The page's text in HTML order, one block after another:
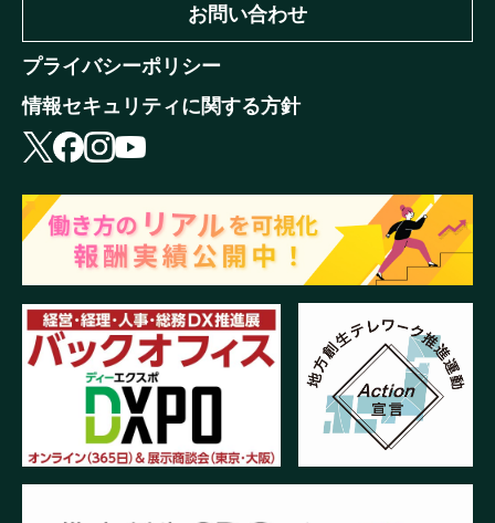
お問い合わせ
プライバシーポリシー
情報セキュリティに関する方針
X facebookinstagram